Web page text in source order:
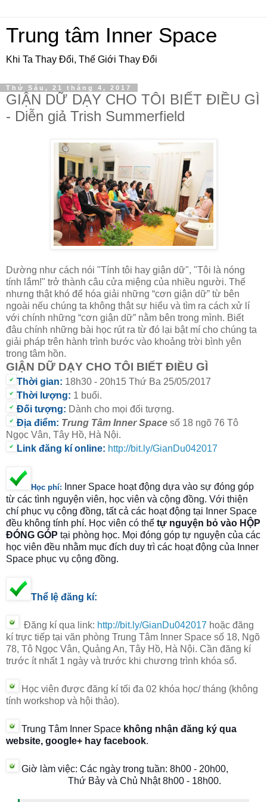
Trung tâm Inner Space
Khi Ta Thay Đổi, Thế Giới Thay Đổi
Thứ Sáu, 21 tháng 4, 2017
GIẬN DỮ DẠY CHO TÔI BIẾT ĐIỀU GÌ
- Diễn giả Trish Summerfield
Dường như cách nói "Tính tôi hay giận dữ", "Tôi là nóng
tính lắm!" trở thành câu cửa miệng của nhiều người. Thế
nhưng thật khó để hóa giải những “cơn giận dữ” từ bên
ngoài nếu chúng ta không thật sự hiểu và tìm ra cách xử lí
với chính những “cơn giận dữ” nằm bên trong mình. Biết
đâu chính những bài học rút ra từ đó lại bật mí cho chúng ta
giải pháp trên hành trình bước vào khoảng trời bình yên
trong tâm hồn.
GIẬN DỮ DẠY CHO TÔI BIẾT ĐIỀU GÌ
Thời gian: 18h30 - 20h15 Thứ Ba 25/05/2017
Thời lượng: 1 buổi.
Đối tượng: Dành cho mọi đối tượng.
Địa điểm: Trung Tâm Inner Space số 18 ngõ 76 Tô
Ngọc Vân, Tây Hồ, Hà Nội.
Link đăng kí online: http://bit.ly/GianDu042017
Học phí:
Inner Space hoạt động dựa vào sự đóng góp
từ các tình nguyện viên, học viên và cộng đồng. Với thiện
chí phục vụ cộng đồng, tất cả các hoạt động tại Inner Space
đều không tính phí. Học viên có thể tự nguyện bỏ vào HỘP
ĐÓNG GÓP tại phòng học. Mọi đóng góp tự nguyện của các
học viên đều nhằm mục đích duy trì các hoạt động của Inner
Space phục vụ cộng đồng.
Thể lệ đăng kí:
Đăng kí qua link: http://bit.ly/GianDu042017 hoặc đăng
kí trực tiếp tại văn phòng Trung Tâm Inner Space số 18, Ngõ
78, Tô Ngọc Vân, Quảng An, Tây Hồ, Hà Nội. Cần đăng kí
trước ít nhất 1 ngày và trước khi chương trình khóa sổ.
Học viên được đăng kí tối đa 02 khóa học/ tháng (không
tính workshop và hội thảo).
Trung Tâm Inner Space không nhận đăng ký qua
website, google+ hay facebook.
Giờ làm việc: Các ngày trong tuần: 8h00 - 20h00,
Thứ Bảy và Chủ Nhật8h00 - 18h00.